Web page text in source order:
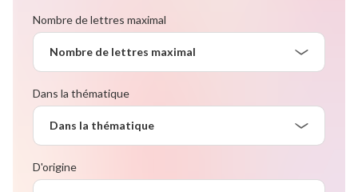
Nombre de lettres maximal
Nombre de lettres maximal
Dans la thématique
Dans la thématique
D'origine